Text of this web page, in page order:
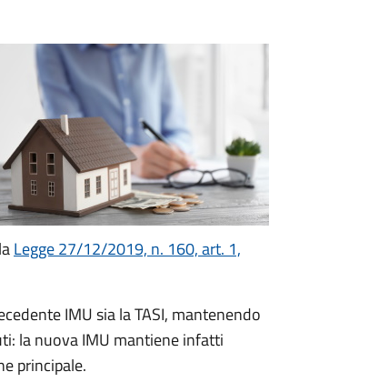
Legge 27/12/2019, n. 160, art. 1,
IMU sia la TASI, mantenendo
la nuova IMU mantiene infatti
principale.